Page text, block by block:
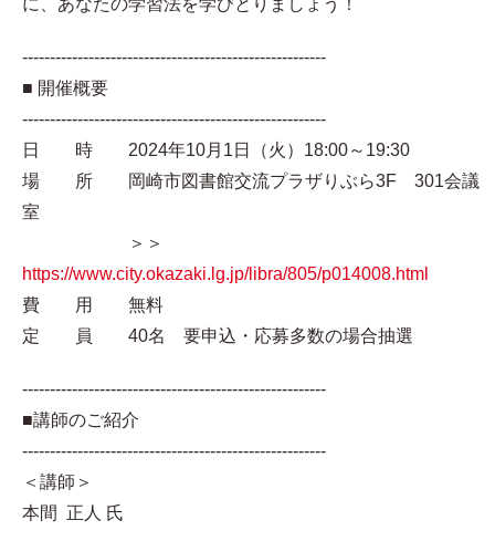
に、あなたの学習法を学びとりましょう！
-------------------------------------------------------
■ 開催概要
-------------------------------------------------------
日 時 2024年10月1日（火）18:00～19:30
場 所 岡崎市図書館交流プラザりぶら3F 301会議
室
＞＞
https://www.city.okazaki.lg.jp/libra/805/p014008.html
費 用 無料
定 員 40名 要申込・応募多数の場合抽選
-------------------------------------------------------
■講師のご紹介
-------------------------------------------------------
＜講師＞
本間 正人 氏